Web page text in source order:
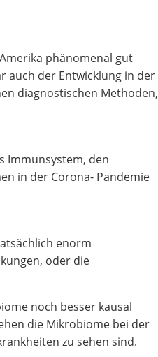
phänomenal gut
auch der Entwicklung in der
diagnostischen Methoden,
Immunsystem, den
in der Corona- Pandemie
enorm
oder die
noch besser kausal
die Mikrobiome bei der
zu sehen sind.